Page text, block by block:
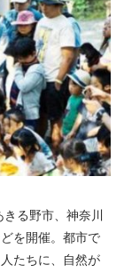
きる野市、神奈川
を開催。都市で
たちに、自然が